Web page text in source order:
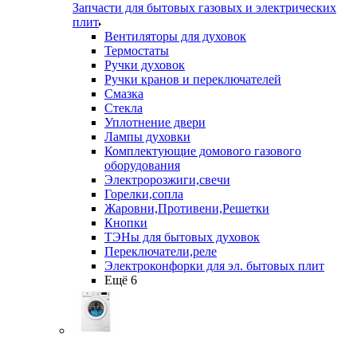
Запчасти для бытовых газовых и электрических
плит
Вентиляторы для духовок
Термостаты
Ручки духовок
Ручки кранов и переключателей
Смазка
Стекла
Уплотнение двери
Лампы духовки
Комплектующие домового газового
оборудования
Электророзжиги,свечи
Горелки,сопла
Жаровни,Противени,Решетки
Кнопки
ТЭНы для бытовых духовок
Переключатели,реле
Электроконфорки для эл. бытовых плит
Ещё 6